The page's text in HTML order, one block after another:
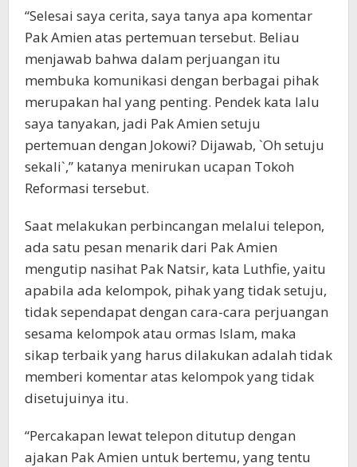
“Selesai saya cerita, saya tanya apa komentar
Pak Amien atas pertemuan tersebut. Beliau
menjawab bahwa dalam perjuangan itu
membuka komunikasi dengan berbagai pihak
merupakan hal yang penting. Pendek kata lalu
saya tanyakan, jadi Pak Amien setuju
pertemuan dengan Jokowi? Dijawab, `Oh setuju
sekali`,” katanya menirukan ucapan Tokoh
Reformasi tersebut.
Saat melakukan perbincangan melalui telepon,
ada satu pesan menarik dari Pak Amien
mengutip nasihat Pak Natsir, kata Luthfie, yaitu
apabila ada kelompok, pihak yang tidak setuju,
tidak sependapat dengan cara-cara perjuangan
sesama kelompok atau ormas Islam, maka
sikap terbaik yang harus dilakukan adalah tidak
memberi komentar atas kelompok yang tidak
disetujuinya itu.
“Percakapan lewat telepon ditutup dengan
ajakan Pak Amien untuk bertemu, yang tentu